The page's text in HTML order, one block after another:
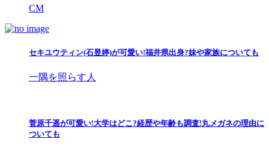
CM
セキユウティン(石昱婷)が可愛い!福井県出身?妹や家族についても
一隅を照らす人
菅原千遥が可愛い!大学はどこ?経歴や年齢も調査!丸メガネの理由に
ついても